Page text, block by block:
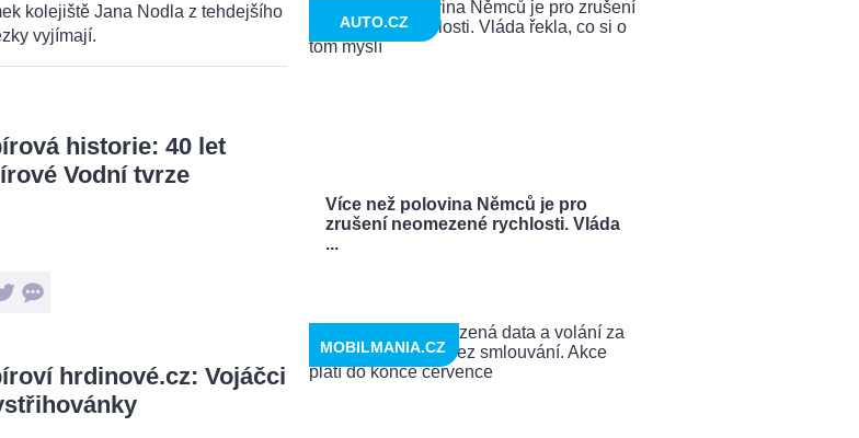
kolejiště Jana Nodla z tehdejšího
vyjímají.
historie: 40 let
Vodní tvrze
hrdinové.cz: Vojáčci
Více než polovina Němců je pro
zrušení neomezené rychlosti. Vláda
...
AUTO.CZ
MOBILMANIA.CZ